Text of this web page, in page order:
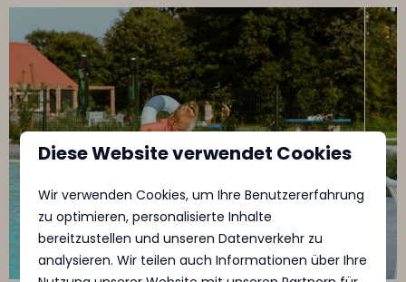
Diese Website verwendet Cookies
Wir verwenden Cookies, um Ihre Benutzererfahrung
zu optimieren, personalisierte Inhalte
bereitzustellen und unseren Datenverkehr zu
analysieren. Wir teilen auch Informationen über Ihre